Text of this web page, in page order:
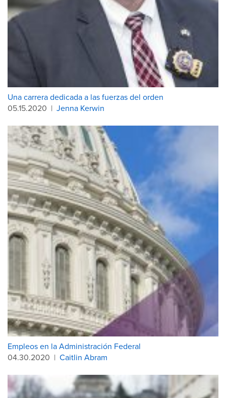
Una carrera dedicada a las fuerzas del orden
05.15.2020 | Jenna Kerwin
Empleos en la Administración Federal
04.30.2020 | Caitlin Abram